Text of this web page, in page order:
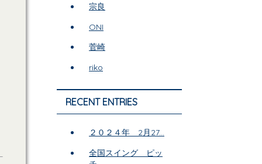
宗良
ONI
菅崎
riko
RECENT ENTRIES
２０２４年 2月27...
全国スイング ピッ